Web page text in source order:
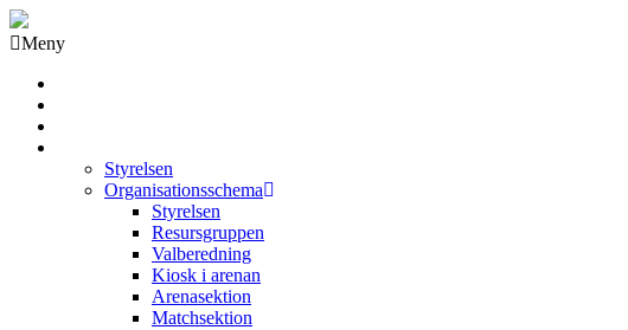
Meny
Styrelsen
Organisationsschema
Styrelsen
Resursgruppen
Valberedning
Kiosk i arenan
Arenasektion
Matchsektion